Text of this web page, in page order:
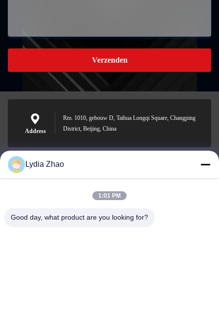
Verzenden
Address
Rm. 1010, gebouw D, Taihua Longqi Square, Changping
District, Beijing, China
jesingd@vip.sina.com
Lydia Zhao
1:01 PM
Good day, what product are you looking for?